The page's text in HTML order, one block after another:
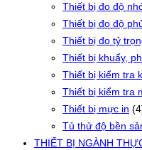
Thiết bị đo độ
Thiết bị đo độ
Thiết bị đo tỷ
Thiết bị khuấy,
Thiết bị kiểm tra
Thiết bị kiểm tra
Thiết bị mực in
Tủ thử độ bền
THIẾT BỊ NGÀNH